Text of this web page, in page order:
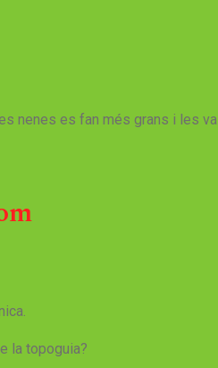
nenes es fan més grans i les
la topoguia?